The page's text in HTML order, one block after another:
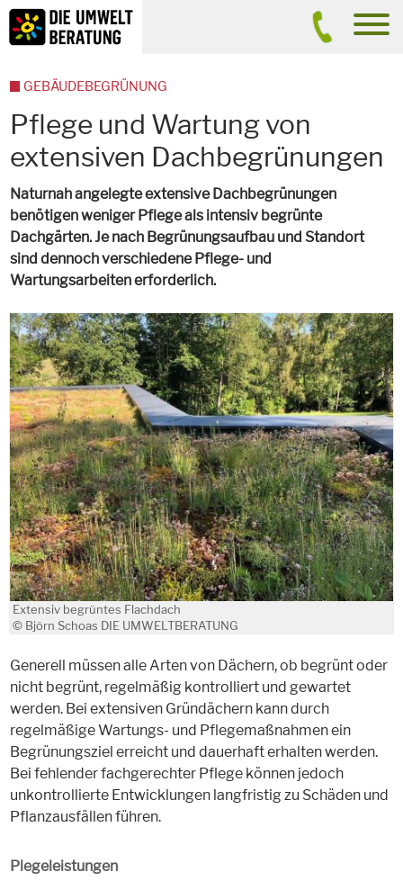
Inhalt
Suche
Pflege und Wartung von
extensiven Dachbegrünungen
Naturnah angelegte extensive Dachbegrünungen
benötigen weniger Pflege als intensiv begrünte
Dachgärten. Je nach Begrünungsaufbau und Standort
sind dennoch verschiedene Pflege- und
Wartungsarbeiten erforderlich.
Extensiv begrüntes Flachdach
© Björn Schoas DIE UMWELTBERATUNG
Generell müssen alle Arten von Dächern, ob begrünt oder
nicht begrünt, regelmäßig kontrolliert und gewartet
werden. Bei extensiven Gründächern kann durch
regelmäßige Wartungs- und Pflegemaßnahmen ein
Begrünungsziel erreicht und dauerhaft erhalten werden.
Bei fehlender fachgerechter Pflege können jedoch
unkontrollierte Entwicklungen langfristig zu Schäden und
Pflanzausfällen führen.
Plegeleistungen
GEBÄUDEBEGRÜNUNG